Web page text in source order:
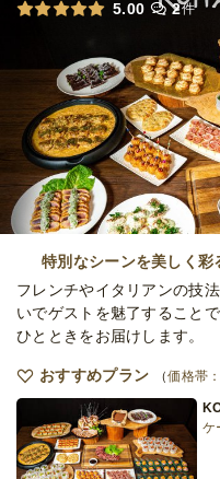
小
小
オ
小
オードブル
締切
1日前15時
※定休日を除く営業日換算
定休日 日・祝
最低ご注文金額 20,000円
5.00
2件
特別なシーンを美しく
フレンチやイタリアンの技
いでゲストを魅了すること
ひとときをお届けします。
おすすめプラン 価格帯：
ケ